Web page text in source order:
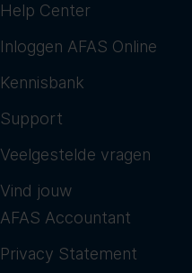
Help Center
Inloggen AFAS Online
Kennisbank
Support
Veelgestelde vragen
Vind jouw
AFAS Accountant
Privacy Statement